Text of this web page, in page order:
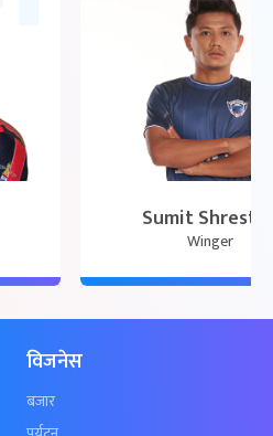
Sumit
Winger
विजनेस
बजार